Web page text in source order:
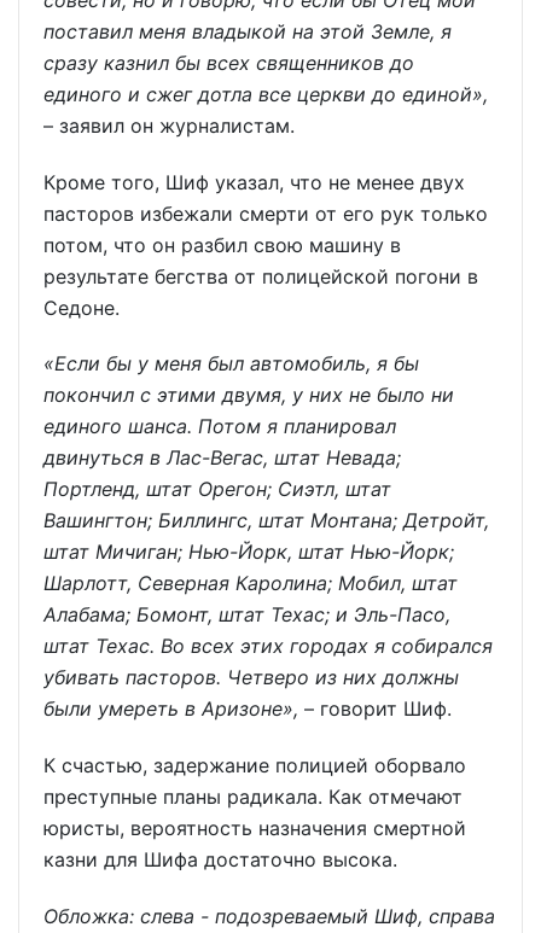
поставил меня владыкой на этой Земле, я
сразу казнил бы всех священников до
единого и сжег дотла все церкви до единой»,
– заявил он журналистам.
Кроме того, Шиф указал, что не менее двух
пасторов избежали смерти от его рук только
потом, что он разбил свою машину в
результате бегства от полицейской погони в
Седоне.
«Если бы у меня был автомобиль, я бы
покончил с этими двумя, у них не было ни
единого шанса. Потом я планировал
двинуться в Лас-Вегас, штат Невада;
Портленд, штат Орегон; Сиэтл, штат
Вашингтон; Биллингс, штат Монтана; Детройт,
штат Мичиган; Нью-Йорк, штат Нью-Йорк;
Шарлотт, Северная Каролина; Мобил, штат
Алабама; Бомонт, штат Техас; и Эль-Пасо,
штат Техас. Во всех этих городах я собирался
убивать пасторов. Четверо из них должны
были умереть в Аризоне», – говорит Шиф.
К счастью, задержание полицией оборвало
преступные планы радикала. Как отмечают
юристы, вероятность назначения смертной
казни для Шифа достаточно высока.
Обложка: слева - подозреваемый Шиф, справа